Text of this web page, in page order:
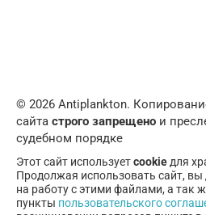
© 2026 Аntiplankton.
сайта строго запрещено и
судебном порядке
Этот сайт используетcookie для
Продолжая использовать сайт, вы
на работу с этими файлами, а так
пункты пользовательского